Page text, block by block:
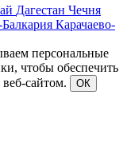
Дагестан Чечня
Карачаево-
персональные
чтобы обеспечить
сайтом.
ОК